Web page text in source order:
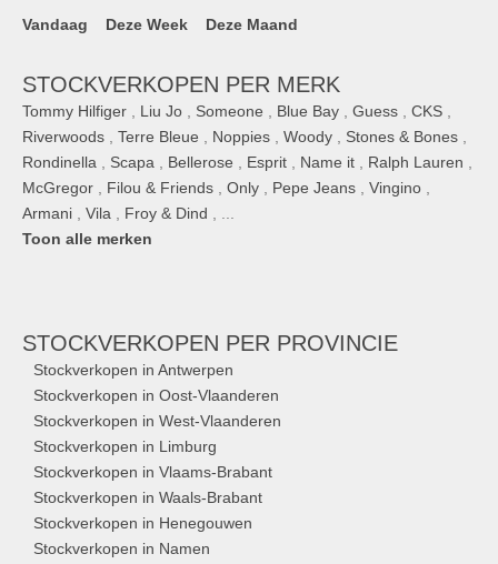
Vandaag Deze Week Deze Maand
STOCKVERKOPEN PER MERK
Tommy Hilfiger Liu Jo Someone Blue Bay Guess CKS
Riverwoods
Terre Bleue Noppies Woody Stones & Bones
Rondinella
Scapa Bellerose Esprit Name it Ralph Lauren
McGregor
Filou & Friends Only Pepe Jeans Vingino
Armani
Vila Froy & Dind
Toon alle merken
STOCKVERKOPEN PER PROVINCIE
Stockverkopen in Antwerpen
Stockverkopen in Oost-Vlaanderen
Stockverkopen in West-Vlaanderen
Stockverkopen in Limburg
Stockverkopen in Vlaams-Brabant
Stockverkopen in Waals-Brabant
Stockverkopen in Henegouwen
Stockverkopen in Namen